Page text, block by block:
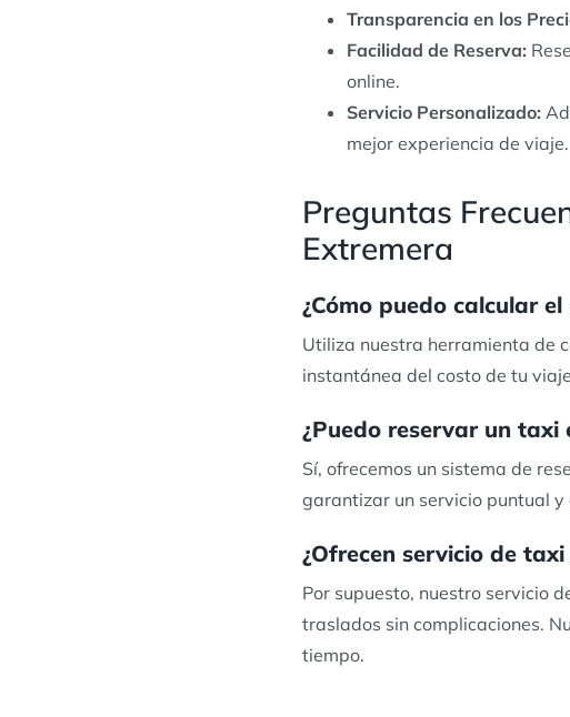
Transparencia en los
Facilidad de Reserva:
online.
Servicio Personalizado:
mejor experiencia de viaje.
Preguntas
Extremera
¿Cómo puedo calcular
Utiliza nuestra herramienta de
instantánea del costo de tu
¿Puedo reservar un taxi
Sí, ofrecemos un sistema de
garantizar un servicio puntual y
¿Ofrecen servicio de
Por supuesto, nuestro servicio
traslados sin complicaciones.
tiempo.